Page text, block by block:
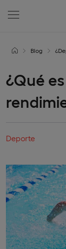
Blog
¿Qué
Deporte